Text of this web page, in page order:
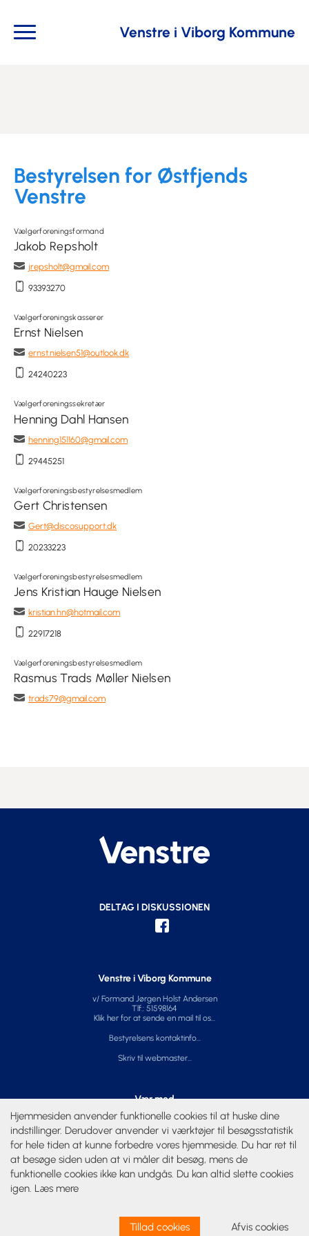
Hjemmesiden anvender funktionelle cookies til at huske dine
indstillinger. Derudover anvender vi værktøjer til besøgsstatistik
for hele tiden at kunne forbedre vores hjemmeside. Du har ret til
at besøge siden uden at vi måler dit besøg, mens de
funktionelle cookies ikke kan undgås. Du kan altid slette cookies
igen. Læs mere
Afvis cookies
Tillad cookies
Venstre i Viborg Kommune
Bestyrelsen for Østfjends
Venstre
Vælgerforeningsformand
Jakob Repsholt
jrepsholt@gmail.com
93393270
Vælgerforeningskasserer
Ernst Nielsen
ernst.nielsen51@outlook.dk
24240223
Vælgerforeningssekretær
Henning Dahl Hansen
henning151160@gmail.com
29445251
Vælgerforeningsbestyrelsesmedlem
Gert Christensen
Gert@discosupport.dk
20233223
Vælgerforeningsbestyrelsesmedlem
Jens Kristian Hauge Nielsen
kristian.hn@hotmail.com
22917218
Vælgerforeningsbestyrelsesmedlem
Rasmus Trads Møller Nielsen
trads79@gmail.com
Venstre i Viborg Kommune
v/ Formand Jørgen Holst Andersen
Tlf.: 51598164
Klik her for at sende en mail til os...
Bestyrelsens kontaktinfo...
Skriv til webmaster...
Vær med
Kalender
Privatliv
DELTAG I DISKUSSIONEN